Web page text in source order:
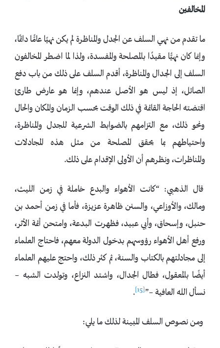
المخالفين
ما تقدم من نهي السلف عن الجدل والمناظرة لم يكن نهيًا عامًّا دائمًا،
وإنما كان نهيًّا مقيدًا بالمصلحة والمفسدة، ولذا لما اضطر المخالفون
السلف إلى الجدال والمناظرة، أقدم السلف على ذلك من باب دفع
الصائل، إذ ليس هو الأصل عندهم، وإنما هو عارض طارئ
اقتضته الحاجة القائمة في ذلك الوقت بحسب الزمان والمكان والحال
ونحو ذلك، مع التزامهم بالضوابط الشرعية للجدل والمناظرة،
واحتياطهم بما يحقق المصلحة من مثل هذه المجادلات
والمناظرات، ونظرهم أن الأولى الإقدام على ذلك.
قال الذهبي: “كانت الأهواء والبدع خاملة في زمن الليث،
ومالك، والأوزاعي، والسنن ظاهرة عزيزة، فأما في زمن أحمد بن
حنبل، وإسحاق، وأبي عبيد، فظهرت البدعة، وامتحن أئمة الأثر،
ورفع أهل الأهواء رؤوسهم بدخول الدولة معهم، فاحتاج العلماء
إلى مجادلتهم بالكتاب والسنة، ثم كثر ذلك، واحتج عليهم العلماء
أيضًا بالمعقول، فطال الجدال، واشتد النزاع، وتولدت الشبه –
نسأل الله العافية –”[15]
.
ومن نصوص السلف المبينة لذلك ما يلي: